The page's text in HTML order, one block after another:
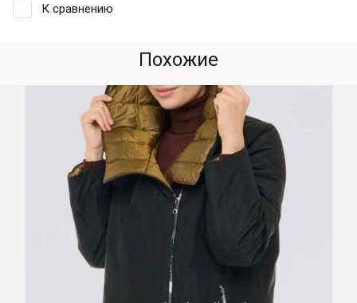
К сравнению
Похожие